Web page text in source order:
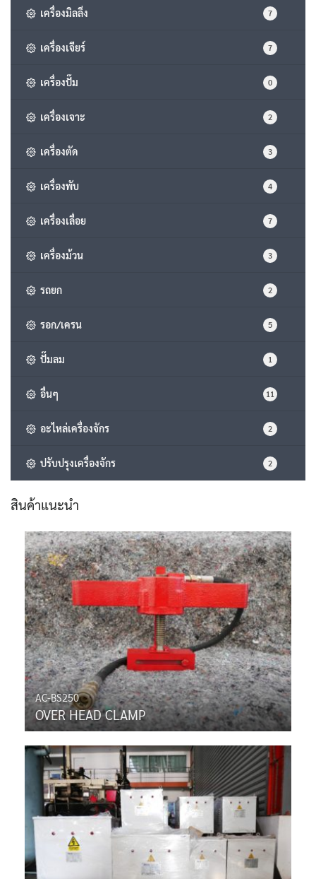
เครื่องมิลลิ่ง 7
เครื่องเจียร์ 7
เครื่องปั๊ม 0
เครื่องเจาะ 2
เครื่องตัด 3
เครื่องพับ 4
เครื่องเลื่อย 7
เครื่องม้วน 3
รถยก 2
รอก/เครน 5
ปั๊มลม 1
อื่นๆ 11
อะไหล่เครื่องจักร 2
ปรับปรุงเครื่องจักร 2
สินค้าแนะนำ
AC-BS250
OVER HEAD CLAMP